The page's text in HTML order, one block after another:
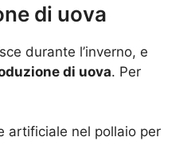
di uova
durante l’inverno, e
di uova. Per
artificiale nel pollaio per